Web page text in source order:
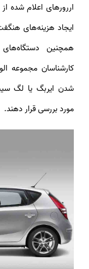
اررورهای اعلام
ایجاد هزینه‌های
همچنین
کارشناسان مجموعه
شدن ایربگ یا لگ
مورد بررسی قرار دهند.